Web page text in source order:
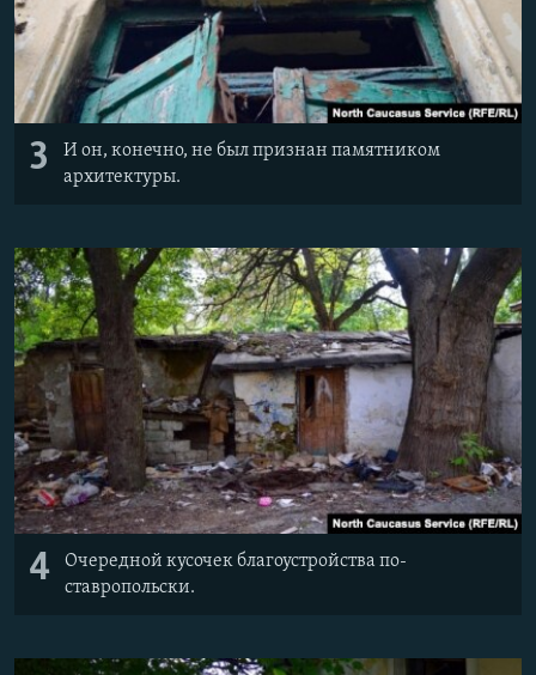
3
И он, конечно, не был признан памятником
архитектуры.
4
Очередной кусочек благоустройства по-
ставропольски.